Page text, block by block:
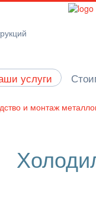
услуги
и монтаж